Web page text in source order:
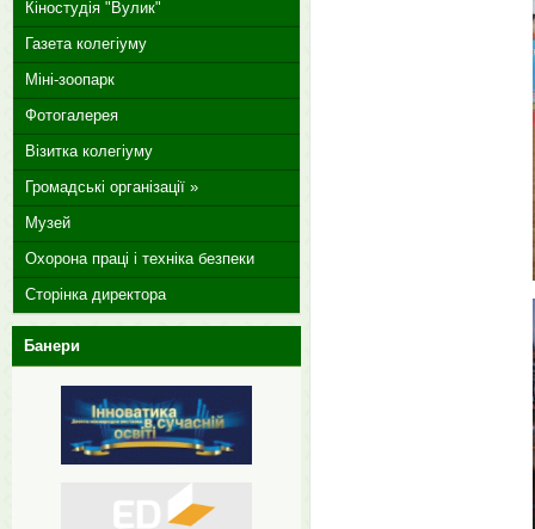
Кіностудія "Вулик"
Газета колегіуму
Міні-зоопарк
Фотогалерея
Візитка колегіуму
Громадські організації »
Музей
Охорона праці і техніка безпеки
Сторінка директора
Банери